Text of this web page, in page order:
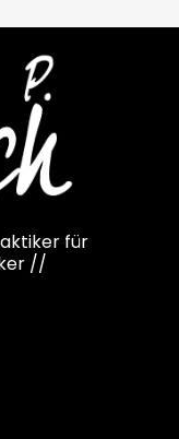
für
//